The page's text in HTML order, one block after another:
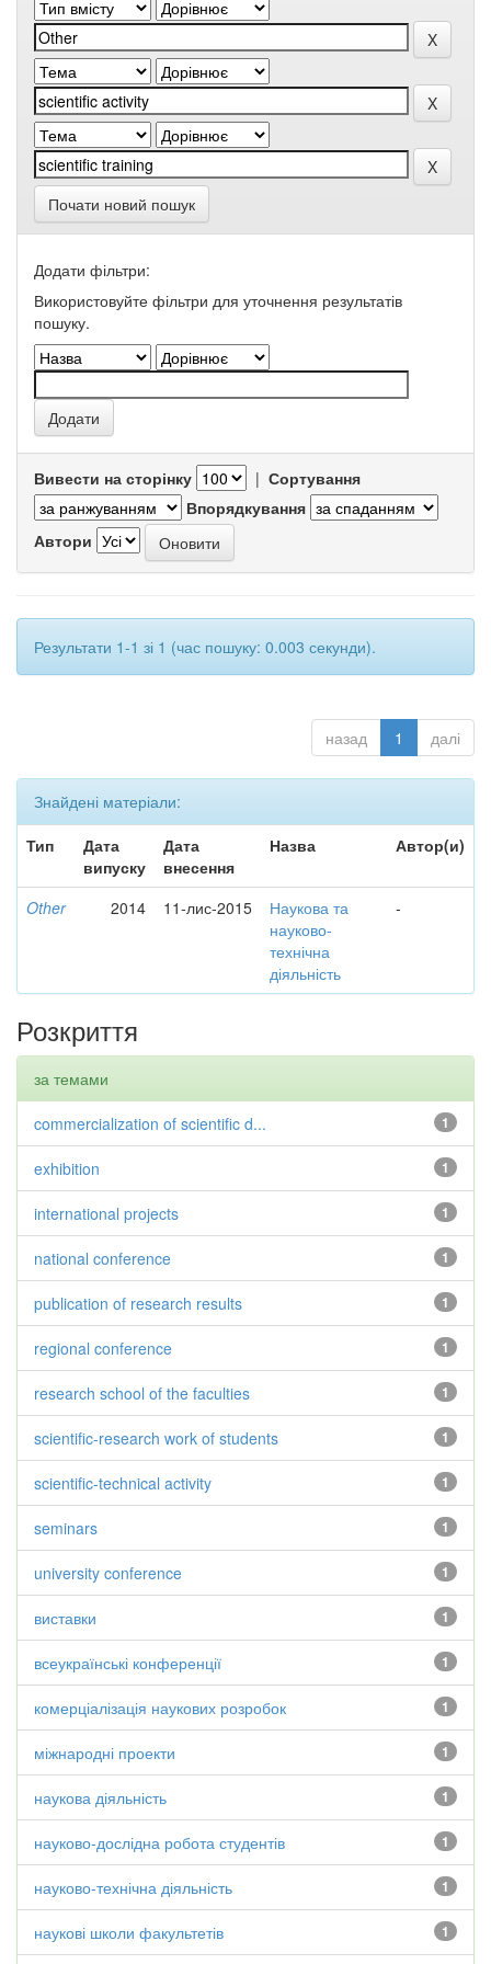
Почати новий пошук
Додати фільтри:
Використовуйте фільтри для уточнення результатів
пошуку.
Вивести на сторінку | Сортування
Впорядкування
Автори
Результати 1-1 зі 1 (час пошуку: 0.003 секунди).
назад 1 далі
Знайдені матеріали:
Тип
Дата
випуску
Дата
внесення
Назва Автор(и)
Other 2014 11-лис-2015
Наукова та
науково-
технічна
діяльність
-
Розкриття
за темами
1
commercialization of scientific d...
1
exhibition
1
international projects
1
national conference
1
publication of research results
1
regional conference
1
research school of the faculties
1
scientific-research work of students
1
scientific-technical activity
1
seminars
1
university conference
1
виставки
1
всеукраїнські конференції
1
комерціалізація наукових розробок
1
міжнародні проекти
1
наукова діяльність
1
науково-дослідна робота студентів
1
науково-технічна діяльність
1
наукові школи факультетів